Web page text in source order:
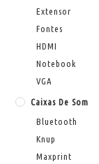
Extensor
Fontes
HDMI
Notebook
VGA
Caixas De Som
Bluetooth
Knup
Maxprint